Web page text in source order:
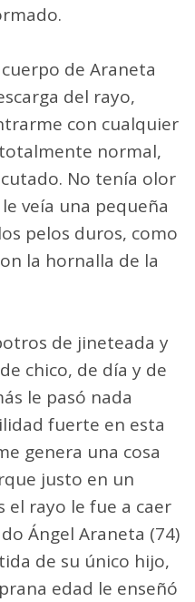
de Araneta
del rayo,
con cualquier
normal,
No tenía olor
veía una pequeña
pelos duros, como
la hornalla de la
de jineteada y
chico, de día y de
le pasó nada
fuerte en esta
genera una cosa
justo en un
el rayo le fue a caer
Ángel Araneta (74)
de su único hijo,
edad le enseñó